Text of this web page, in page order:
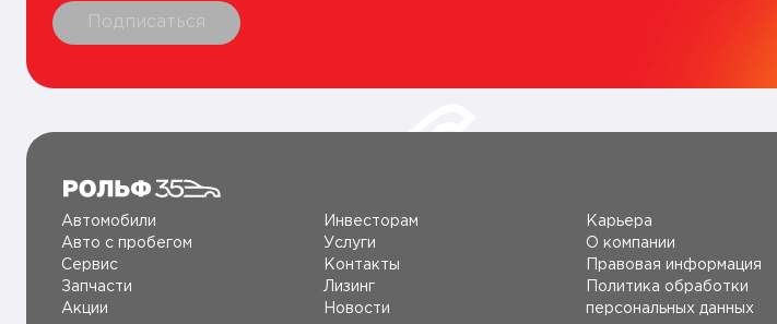
Подписаться
Автомобили
Авто c пробегом
Сервис
Запчасти
Акции
Инвесторам
Услуги
Контакты
Лизинг
Новости
Карьера
О компании
Правовая информация
Политика обработки
персональных данных